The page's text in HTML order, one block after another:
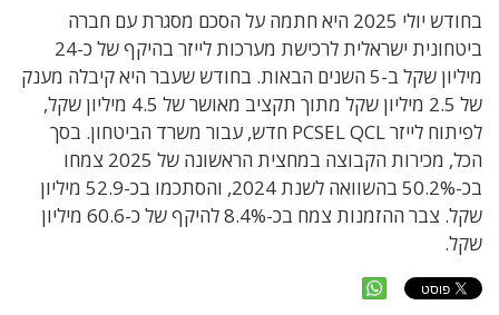
בחודש יולי 2025 היא חתמה על הסכם מסגרת עם חברה
ביטחונית ישראלית לרכישת מערכות לייזר בהיקף של כ-24
מיליון שקל ב-5 השנים הבאות. בחודש שעבר היא קיבלה מענק
של 2.5 מיליון שקל מתוך תקציב מאושר של 4.5 מיליון שקל,
לפיתוח לייזר PCSEL QCL חדש, עבור משרד הביטחון. בסך
הכל, מכירות הקבוצה במחצית הראשונה של 2025 צמחו
בכ-50.2% בהשוואה לשנת 2024, והסתכמו בכ-52.9 מיליון
שקל. צבר ההזמנות צמח בכ-8.4% להיקף של כ-60.6 מיליון
שקל.